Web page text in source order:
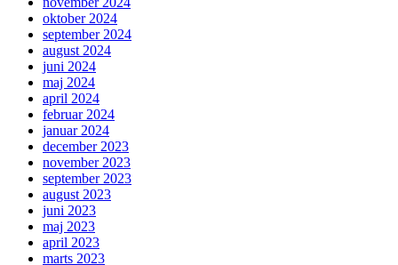
oktober 2024
september 2024
august 2024
juni 2024
maj 2024
april 2024
februar 2024
januar 2024
december 2023
november 2023
september 2023
august 2023
juni 2023
maj 2023
april 2023
marts 2023